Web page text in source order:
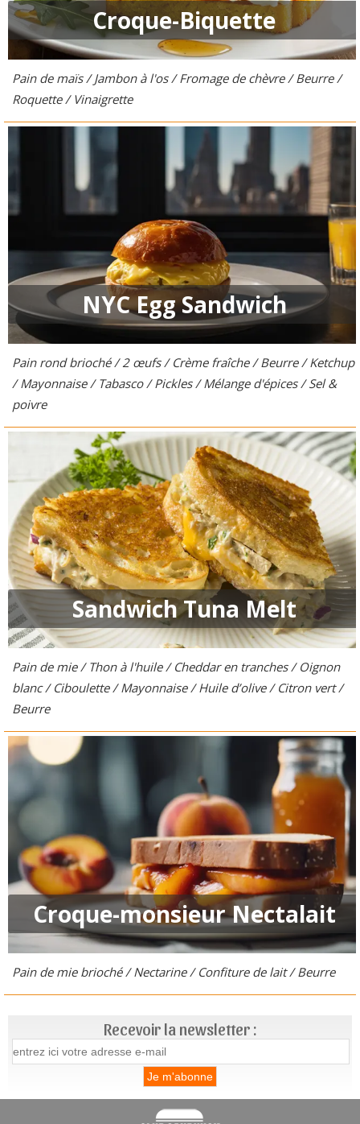
Croque-Biquette
Pain de maïs / Jambon à l'os / Fromage de chèvre / Beurre /
Roquette / Vinaigrette
NYC Egg Sandwich
Pain rond brioché / 2 œufs / Crème fraîche / Beurre / Ketchup
/ Mayonnaise / Tabasco / Pickles / Mélange d'épices / Sel &
poivre
Sandwich Tuna Melt
Pain de mie / Thon à l'huile / Cheddar en tranches / Oignon
blanc / Ciboulette / Mayonnaise / Huile d’olive / Citron vert /
Beurre
Croque-monsieur Nectalait
Pain de mie brioché / Nectarine / Confiture de lait / Beurre
Recevoir la newsletter :